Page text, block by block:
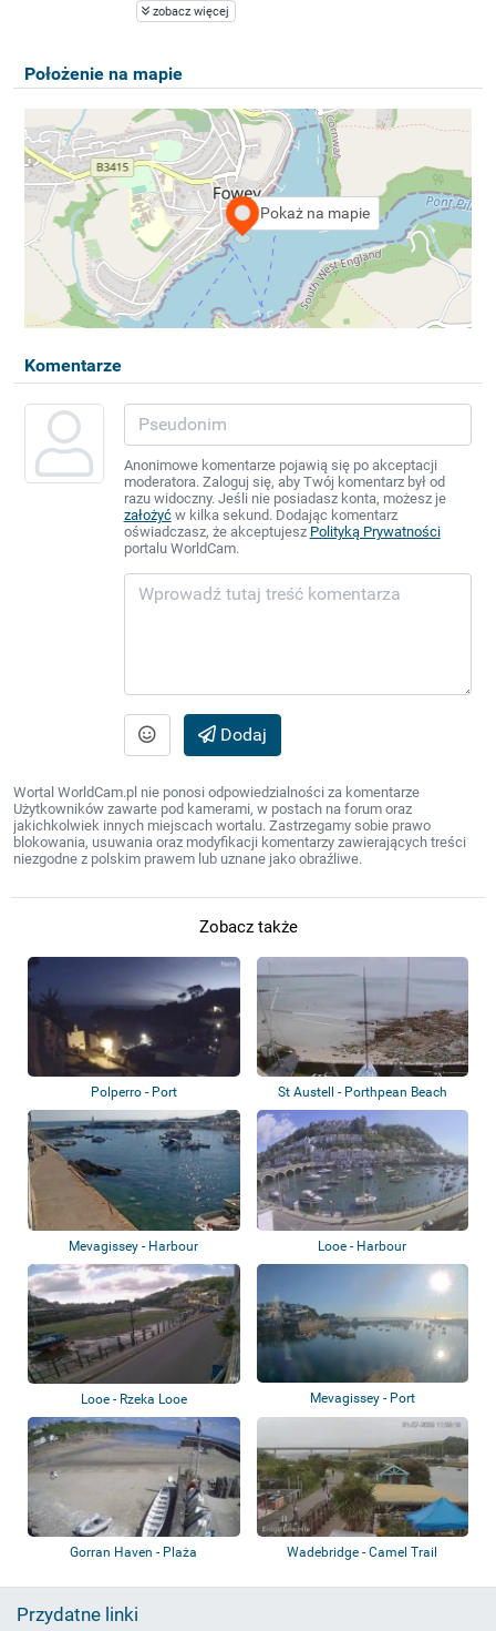
zobacz więcej
Położenie na mapie
Pokaż na mapie
Komentarze
Anonimowe komentarze pojawią się po akceptacji
moderatora. Zaloguj się, aby Twój komentarz był od
razu widoczny. Jeśli nie posiadasz konta, możesz je
założyćw kilka sekund. Dodając komentarz
oświadczasz, że akceptujesz Polityką Prywatności
portalu WorldCam.
Dodaj
Wortal WorldCam.pl nie ponosi odpowiedzialności za komentarze
Użytkowników zawarte pod kamerami, w postach na forum oraz
jakichkolwiek innych miejscach wortalu. Zastrzegamy sobie prawo
blokowania, usuwania oraz modyfikacji komentarzy zawierających treści
niezgodne z polskim prawem lub uznane jako obraźliwe.
Zobacz także
Polperro - Port St Austell - Porthpean Beach
Mevagissey - Harbour Looe - Harbour
Looe - Rzeka Looe Mevagissey - Port
Gorran Haven - Plaża Wadebridge - Camel Trail
Przydatne linki